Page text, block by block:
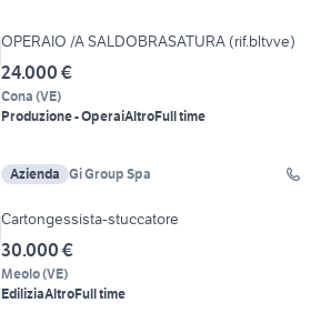
OPERAIO /A SALDOBRASATURA (rif.bltvve)
24.000 €
Cona (VE)
Produzione - OperaiAltroFull time
Azienda Gi Group Spa
Cartongessista-stuccatore
30.000 €
Meolo(VE)
EdiliziaAltroFull time